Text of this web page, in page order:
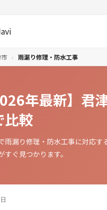
› 雨漏り修理・防水工事
年最新】君
比較
雨漏り修理・防水工事に対応
すぐ見つかります。